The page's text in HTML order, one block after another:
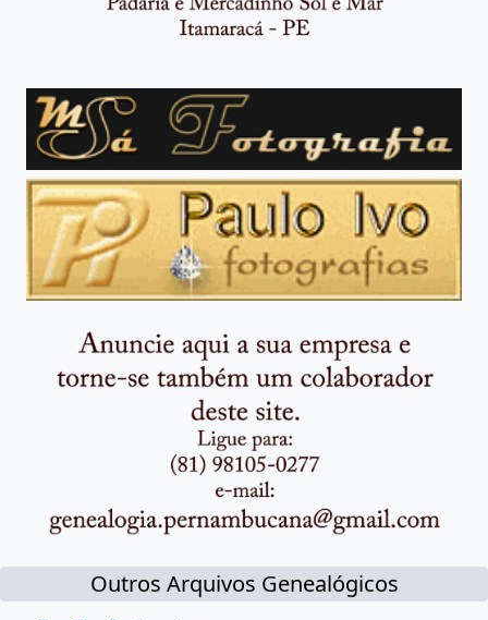
Outros Arquivos Genealógicos